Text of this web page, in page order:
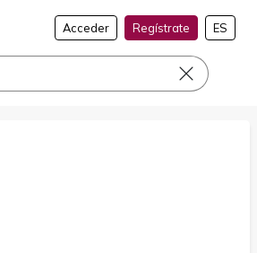
Acceder Regístrate ES